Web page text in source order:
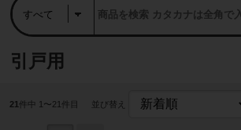
引戸用
21 件中 1〜21件目 並び替え